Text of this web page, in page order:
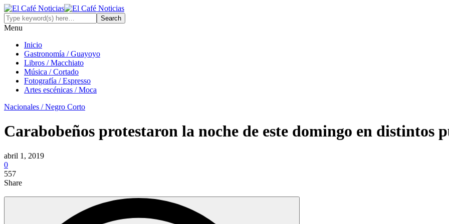
Menu
Inicio
Gastronomía / Guayoyo
Libros / Macchiato
Música / Cortado
Fotografía / Espresso
Artes escénicas / Moca
Nacionales / Negro Corto
Carabobeños protestaron la noche de este domingo en distintos
abril 1, 2019
0
557
Share